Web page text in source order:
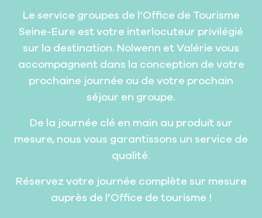
Le service groupes de l’Office de Tourisme
Seine-Eure est votre interlocuteur privilégié
sur la destination. Nolwenn et Valérie vous
accompagnent dans la conception de votre
prochaine journée ou de votre prochain
séjour en groupe.
De la journée clé en main au produit sur
mesure, nous vous garantissons un service de
qualité.
Réservez votre journée complète sur mesure
auprès de l’Office de tourisme !